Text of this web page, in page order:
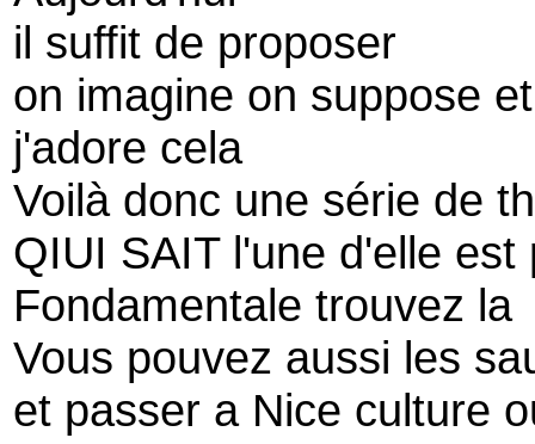
il suffit de proposer
on imagine on suppose
j'adore cela
Voilà donc une série de
QIUI SAIT l'une d'elle est
Fondamentale trouvez la
Vous pouvez aussi les
et passer a Nice culture